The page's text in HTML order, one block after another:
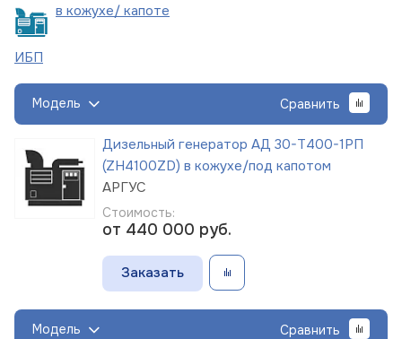
в кожухе/ капоте
ИБП
Модель Сравнить
Дизельный генератор АД 30-Т400-1РП
(ZH4100ZD) в кожухе/под капотом
АРГУС
Стоимость:
от 440 000 руб.
Заказать
Модель Сравнить